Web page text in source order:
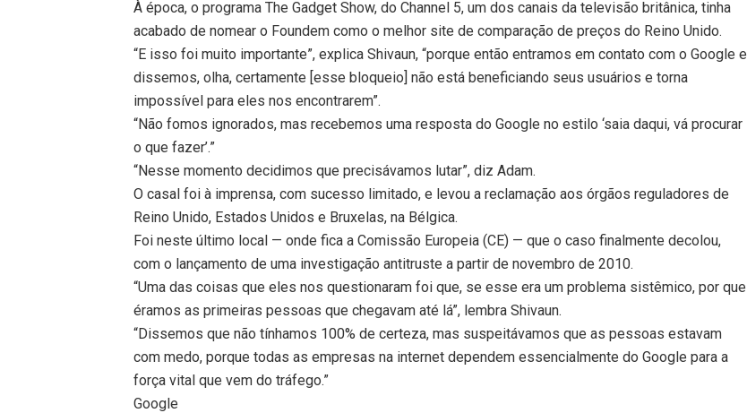
À época, o programa The Gadget Show, do Channel 5, um dos canais da televisão britânica, tinha
acabado de nomear o Foundem como o melhor site de comparação de preços do Reino Unido.
“E isso foi muito importante”, explica Shivaun, “porque então entramos em contato com o Google e
dissemos, olha, certamente [esse bloqueio] não está beneficiando seus usuários e torna
impossível para eles nos encontrarem”.
“Não fomos ignorados, mas recebemos uma resposta do Google no estilo ‘saia daqui, vá procurar
o que fazer’.”
“Nesse momento decidimos que precisávamos lutar”, diz Adam.
O casal foi à imprensa, com sucesso limitado, e levou a reclamação aos órgãos reguladores de
Reino Unido, Estados Unidos e Bruxelas, na Bélgica.
Foi neste último local — onde fica a Comissão Europeia (CE) — que o caso finalmente decolou,
com o lançamento de uma investigação antitruste a partir de novembro de 2010.
“Uma das coisas que eles nos questionaram foi que, se esse era um problema sistêmico, por que
éramos as primeiras pessoas que chegavam até lá”, lembra Shivaun.
“Dissemos que não tínhamos 100% de certeza, mas suspeitávamos que as pessoas estavam
com medo, porque todas as empresas na internet dependem essencialmente do Google para a
força vital que vem do tráfego.”
Google